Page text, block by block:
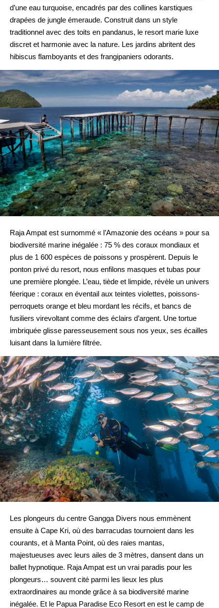
d’une eau turquoise, encadrés par des collines karstiques
drapées de jungle émeraude. Construit dans un style
traditionnel avec des toits en pandanus, le resort marie luxe
discret et harmonie avec la nature. Les jardins abritent des
hibiscus flamboyants et des frangipaniers odorants.
Raja Ampat est surnommé « l’Amazonie des océans » pour sa
biodiversité marine inégalée : 75 % des coraux mondiaux et
plus de 1 600 espèces de poissons y prospèrent. Depuis le
ponton privé du resort, nous enfilons masques et tubas pour
une première plongée. L’eau, tiède et limpide, révèle un univers
féerique : coraux en éventail aux teintes violettes, poissons-
perroquets orange et bleu mordant les récifs, et bancs de
fusiliers virevoltant comme des éclairs d’argent. Une tortue
imbriquée glisse paresseusement sous nos yeux, ses écailles
luisant dans la lumière filtrée.
Les plongeurs du centre Gangga Divers nous emmènent
ensuite à Cape Kri, où des barracudas tournoient dans les
courants, et à Manta Point, où des raies mantas,
majestueuses avec leurs ailes de 3 mètres, dansent dans un
ballet hypnotique. Raja Ampat est un vrai paradis pour les
plongeurs… souvent cité parmi les lieux les plus
extraordinaires au monde grâce à sa biodiversité marine
inégalée. Et le Papua Paradise Eco Resort en est le camp de